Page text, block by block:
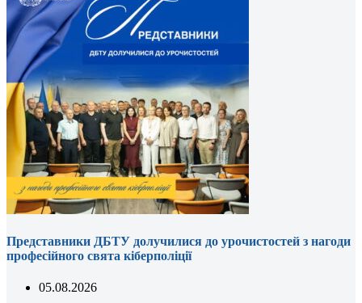
Представники ДБТУ долучилися до урочистостей з нагоди
професійного свята кіберполіції
05.08.2026